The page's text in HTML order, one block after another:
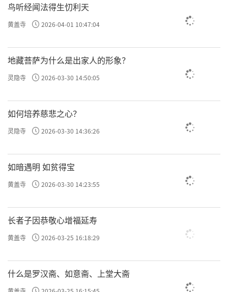
鸟听经闻法得生忉利天
黄盖寺 2026-04-01 10:47:04
地藏菩萨为什么是出家人的形象？
灵隐寺 2026-03-30 14:50:05
如何培养慈悲之心？
灵隐寺 2026-03-30 14:36:26
如暗遇明 如贫得宝
黄盖寺 2026-03-30 14:23:55
长者子因恭敬心增福延寿
黄盖寺 2026-03-25 16:18:29
什么是罗汉斋、如意斋、上堂大斋